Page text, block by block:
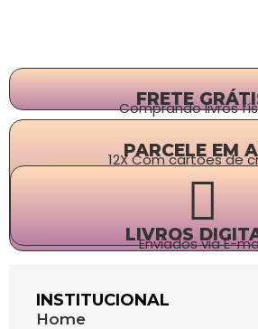
FRETE
Comprando livros
PARCELE EM
12X Com cartões de
LIVROS
Enviados via E-
INSTITUCIONAL
Home